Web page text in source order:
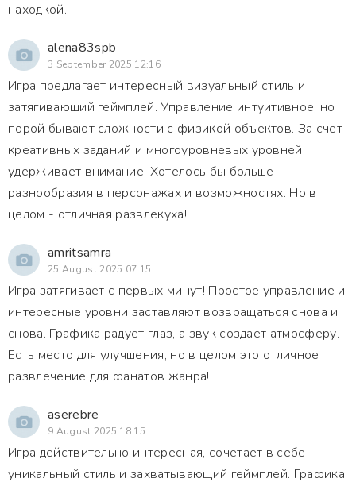
находкой.
alena83spb
3 September 2025 12:16
Игра предлагает интересный визуальный стиль и
затягивающий геймплей. Управление интуитивное, но
порой бывают сложности с физикой объектов. За счет
креативных заданий и многоуровневых уровней
удерживает внимание. Хотелось бы больше
разнообразия в персонажах и возможностях. Но в
целом - отличная развлекуха!
amritsamra
25 August 2025 07:15
Игра затягивает с первых минут! Простое управление и
интересные уровни заставляют возвращаться снова и
снова. Графика радует глаз, а звук создает атмосферу.
Есть место для улучшения, но в целом это отличное
развлечение для фанатов жанра!
aserebre
9 August 2025 18:15
Игра действительно интересная, сочетает в себе
уникальный стиль и захватывающий геймплей. Графика